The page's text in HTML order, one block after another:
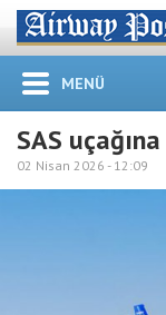
MENÜ
SAS
02 Nisan 2026 - 12:09